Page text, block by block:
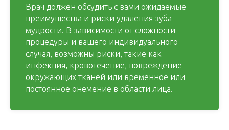
Врач должен обсудить с вами ожидаемые
преимущества и риски удаления зуба
мудрости. В зависимости от сложности
процедуры и вашего индивидуального
случая, возможны риски, такие как
инфекция, кровотечение, повреждение
окружающих тканей или временное или
постоянное онемение в области лица.